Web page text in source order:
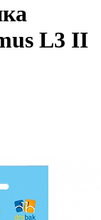
L3 II